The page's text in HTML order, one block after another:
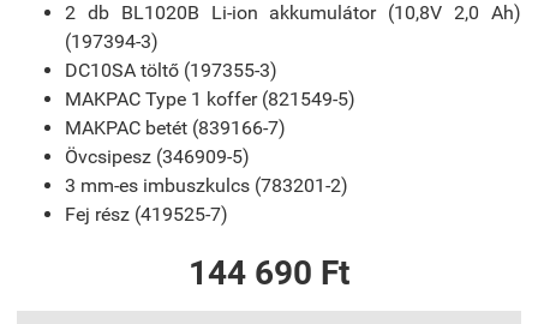
2 db BL1020B Li-ion akkumulátor (10,8V 2,0 Ah)
(197394-3)
DC10SA töltő (197355-3)
MAKPAC Type 1 koffer (821549-5)
MAKPAC betét (839166-7)
Övcsipesz (346909-5)
3 mm-es imbuszkulcs (783201-2)
Fej rész (419525-7)
144 690 Ft